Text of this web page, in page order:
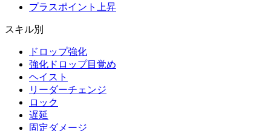
プラスポイント上昇
スキル別
ドロップ強化
強化ドロップ目覚め
ヘイスト
リーダーチェンジ
ロック
遅延
固定ダメージ